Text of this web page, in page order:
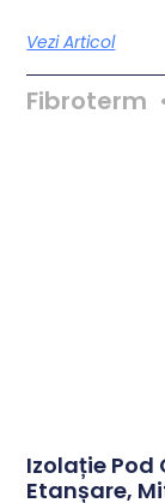
Vezi Articol
Fibroterm
Izolație Pod
Etanșare,